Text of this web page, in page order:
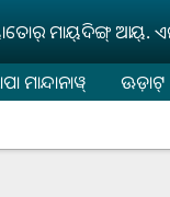
ମାୟ୍‌ଦିଙ୍ଗ୍‌ ଆୟ୍‌.
ମାନ୍ଦାନାୱ୍‌ ଊଡ଼ାଟ୍‌